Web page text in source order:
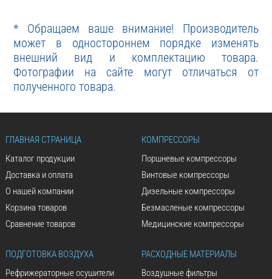
* Обращаем ваше внимание! Производитель
может в одностороннем порядке изменять
внешний вид и комплектацию товара.
Фотографии на сайте могут отличаться от
полученного товара.
ГЛАВНАЯ СТРАНИЦА
Каталог продукции
Доставка и оплата
О нашей компании
Корзина товаров
Сравнение товаров
КОМПРЕССОРЫ
Поршневые компрессоры
Винтовые компрессоры
Дизельные компрессоры
Безмасленые компрессоры
Медицинские компрессоры
ПОДГОТОВКА ВОЗДУХА
Рефрижераторные осушители
РАСХОДНЫЕ МАТЕРИАЛЫ
Воздушные фильтры